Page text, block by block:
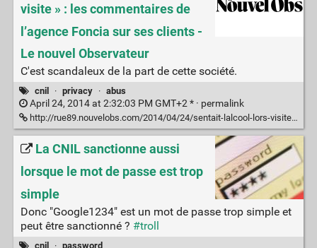
visite » : les commentaires de
l’agence Foncia sur ses clients -
Le nouvel Observateur
C'est scandaleux de la part de cette société.
cnil · privacy · abus
April 24, 2014 at 2:32:03 PM GMT+2 * · permalink
http://rue89.nouvelobs.com/2014/04/24/sentait-lalcool-lors-visite-les-commentaires-lagence-foncia-clients-251726?device=pc
La CNIL sanctionne aussi
lorsque le mot de passe est trop
simple
Donc "Google1234" est un mot de passe trop simple et
peut être sanctionné ? #troll
cnil · password